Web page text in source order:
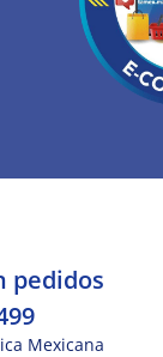
pedidos
Mexicana